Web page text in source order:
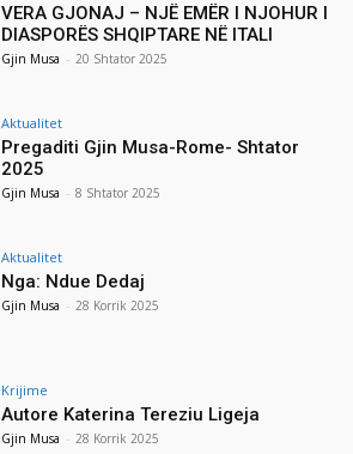
VERA GJONAJ – NJË EMËR I NJOHUR I
DIASPORËS SHQIPTARE NË ITALI
Gjin Musa - 20 Shtator 2025
Aktualitet
Pregaditi Gjin Musa-Rome- Shtator
2025
Gjin Musa - 8 Shtator 2025
Aktualitet
Nga: Ndue Dedaj
Gjin Musa - 28 Korrik 2025
Krijime
Autore Katerina Tereziu Ligeja
Gjin Musa - 28 Korrik 2025